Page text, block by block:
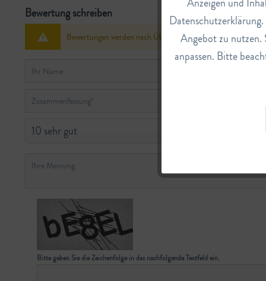
Bewertung schreiben
Bewertungen werden nach Überprüfung freigeschaltet.
Bitte geben Sie die Zeichenfolge in das nachfolgende Textfeld ein.
Tracking
Service
Angebot zu nutzen.
anpassen. Bitte